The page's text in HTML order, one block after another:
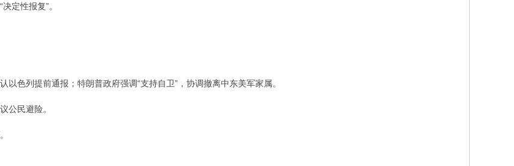
定性报复”。
以色列提前通报；特朗普政府强调“支持自卫”，协调撤离中东美军家属。
公民避险。